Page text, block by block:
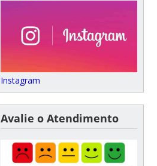
Instagram
Avalie o Atendimento